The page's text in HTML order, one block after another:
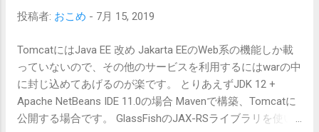
たい人はmicroSDXCも今は512GBくらいまであるので選び
UHS不要、A1かA2対応のスマホ用に最適化されているよう
なものや、書き換えに高耐久なもの、がおすすめです。PC
で最初に書き込むのが速...
SVMを有効にする方法 今回の前提 AMD Ryzen CPU
Windows 10 バージョン 1903 (OS ビルド 18362.239) (失敗
するバージョン) Android Studio 3.4.2 (3.2 Beta以降) Avastか
なにかのソフト使ってないこと 状態の確認 Windowsのバー
ジョンを確認します。 スタートメニューを右クリックで
「システム(Y)」を開き、Windowsの仕様というところにバ
投稿者: おこめ - 7月 15, 2019
TomcatにはJava EE 改め Jakarta EEのWeb系の機能しか載
っていないので、その他のサービスを利用するにはwarの中
に封じ込めてあげるのが楽です。 とりあえずJDK 12 +
Apache NetBeans IDE 11.0の場合 Mavenで構築、Tomcatに
公開する場合です。 GlassFishのJAX-RSライブラリを使い